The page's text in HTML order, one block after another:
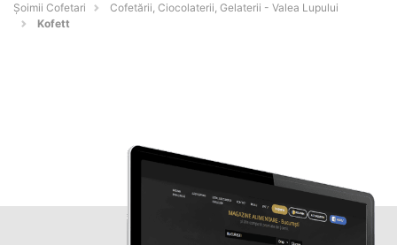
Șoimii Cofetari
Cofetării, Ciocolaterii, Gelaterii - Valea Lupului
Kofett